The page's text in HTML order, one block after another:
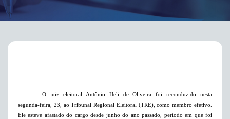
O juiz eleitoral Antônio Heli de Oliveira foi reconduzido nesta
segunda-feira, 23, ao Tribunal Regional Eleitoral (TRE), como membro efetivo.
Ele esteve afastado do cargo desde junho do ano passado, período em que foi